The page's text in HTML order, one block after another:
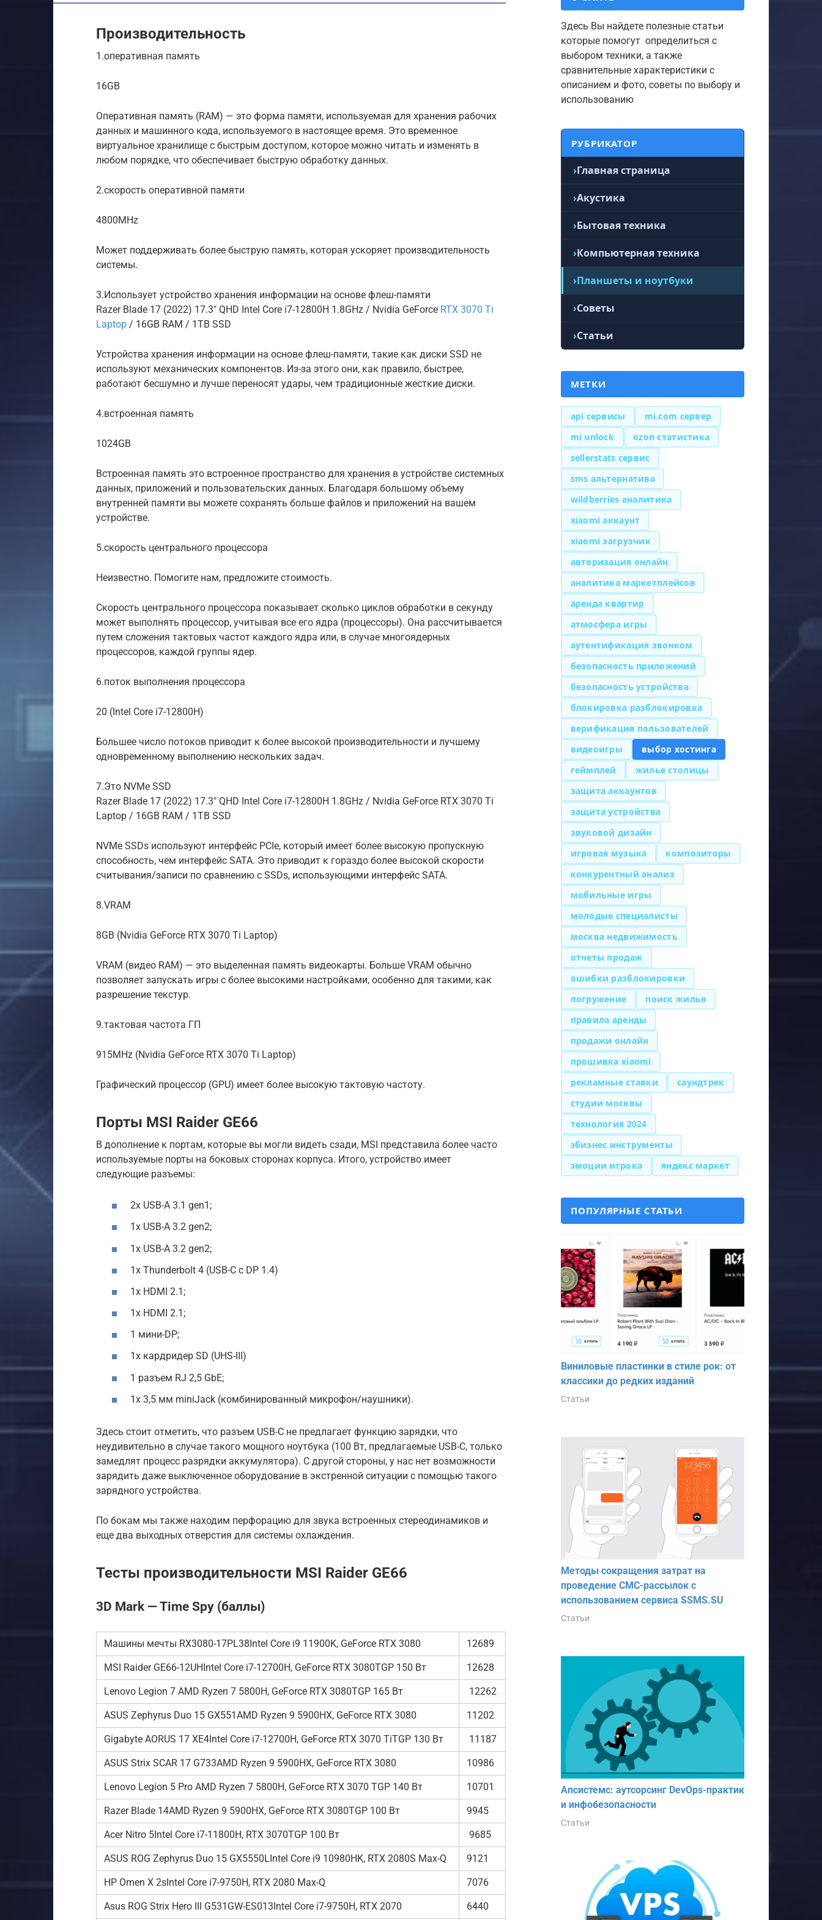
Производительность
1.оперативная память
16GB
Оперативная память (RAM) — это форма памяти, используемая для хранения рабочих
данных и машинного кода, используемого в настоящее время. Это временное
виртуальное хранилище с быстрым доступом, которое можно читать и изменять в
любом порядке, что обеспечивает быструю обработку данных.
2.скорость оперативной памяти
4800MHz
Может поддерживать более быструю память, которая ускоряет производительность
системы.
3.Использует устройство хранения информации на основе флеш-памяти
Razer Blade 17 (2022) 17.3″ QHD Intel Core i7-12800H 1.8GHz / Nvidia GeForce RTX 3070 Ti
Laptop / 16GB RAM / 1TB SSD
Устройства хранения информации на основе флеш-памяти, такие как диски SSD не
используют механических компонентов. Из-за этого они, как правило, быстрее,
работают бесшумно и лучше переносят удары, чем традиционные жесткие диски.
4.встроенная память
1024GB
Встроенная память это встроенное пространство для хранения в устройстве системных
данных, приложений и пользовательских данных. Благодаря большому объему
внутренней памяти вы можете сохранять больше файлов и приложений на вашем
устройстве.
5.скорость центрального процессора
Неизвестно. Помогите нам, предложите стоимость.
Скорость центрального процессора показывает сколько циклов обработки в секунду
может выполнять процессор, учитывая все его ядра (процессоры). Она рассчитывается
путем сложения тактовых частот каждого ядра или, в случае многоядерных
процессоров, каждой группы ядер.
6.поток выполнения процессора
20 (Intel Core i7-12800H)
Большее число потоков приводит к более высокой производительности и лучшему
одновременному выполнению нескольких задач.
7.Это NVMe SSD
Razer Blade 17 (2022) 17.3″ QHD Intel Core i7-12800H 1.8GHz / Nvidia GeForce RTX 3070 Ti
Laptop / 16GB RAM / 1TB SSD
NVMe SSDs используют интерфейс PCIe, который имеет более высокую пропускную
способность, чем интерфейс SATA. Это приводит к гораздо более высокой скорости
считывания/записи по сравнению с SSDs, использующими интерфейс SATA.
8.VRAM
8GB (Nvidia GeForce RTX 3070 Ti Laptop)
VRAM (видео RAM) — это выделенная память видеокарты. Больше VRAM обычно
позволяет запускать игры с более высокими настройками, особенно для такими, как
разрешение текстур.
9.тактовая частота ГП
915MHz (Nvidia GeForce RTX 3070 Ti Laptop)
Графический процессор (GPU) имеет более высокую тактовую частоту.
Порты MSI Raider GE66
В дополнение к портам, которые вы могли видеть сзади, MSI представила более часто
используемые порты на боковых сторонах корпуса. Итого, устройство имеет
следующие разъемы:
2x USB-A 3.1 gen1;
1x USB-A 3.2 gen2;
1x USB-A 3.2 gen2;
1x Thunderbolt 4 (USB-C с DP 1.4)
1x HDMI 2.1;
1x HDMI 2.1;
1 мини-DP;
1x кардридер SD (UHS-III)
1 разъем RJ 2,5 GbE;
1x 3,5 мм miniJack (комбинированный микрофон/наушники).
Здесь стоит отметить, что разъем USB-C не предлагает функцию зарядки, что
неудивительно в случае такого мощного ноутбука (100 Вт, предлагаемые USB-C, только
замедлят процесс разрядки аккумулятора). С другой стороны, у нас нет возможности
зарядить даже выключенное оборудование в экстренной ситуации с помощью такого
зарядного устройства.
По бокам мы также находим перфорацию для звука встроенных стереодинамиков и
еще два выходных отверстия для системы охлаждения.
Тесты производительности MSI Raider GE66
3D Mark — Time Spy (баллы)
Машины мечты RX3080-17PL38Intel Core i9 11900K, GeForce RTX 3080 12689
MSI Raider GE66-12UHIntel Core i7-12700H, GeForce RTX 3080TGP 150 Вт 12628
Lenovo Legion 7 AMD Ryzen 7 5800H, GeForce RTX 3080TGP 165 Вт 12262
ASUS Zephyrus Duo 15 GX551AMD Ryzen 9 5900HX, GeForce RTX 3080 11202
Gigabyte AORUS 17 XE4Intel Core i7-12700H, GeForce RTX 3070 TiTGP 130 Вт 11187
ASUS Strix SCAR 17 G733AMD Ryzen 9 5900HX, GeForce RTX 3080 10986
Lenovo Legion 5 Pro AMD Ryzen 7 5800H, GeForce RTX 3070 TGP 140 Вт 10701
Razer Blade 14AMD Ryzen 9 5900HX, GeForce RTX 3080TGP 100 Вт 9945
Acer Nitro 5Intel Core i7-11800H, RTX 3070TGP 100 Вт 9685
ASUS ROG Zephyrus Duo 15 GX5550LIntel Core i9 10980HK, RTX 2080S Max-Q 9121
HP Omen X 2sIntel Core i7-9750H, RTX 2080 Max-Q 7076
Asus ROG Strix Hero III G531GW-ES013Intel Core i7-9750H, RTX 2070 6440
Здесь Вы найдете полезные статьи
которые помогут определиться с
выбором техники, а также
сравнительные характеристики с
описанием и фото, советы по выбору и
использованию
РУБРИКАТОР
Главная страница
Акустика
Бытовая техника
Компьютерная техника
Планшеты и ноутбуки
Советы
Статьи
МЕТКИ
api сервисы
mi.com сервер
mi unlock
ozon статистика
sellerstats сервис
sms альтернатива
wildberries аналитика
xiaomi аккаунт
xiaomi загрузчик
авторизация онлайн
аналитика маркетплейсов
аренда квартир
атмосфера игры
аутентификация звонком
безопасность приложений
безопасность устройства
блокировка разблокировка
верификация пользователей
видеоигры
выбор хостинга
геймплей
жилье столицы
защита аккаунтов
защита устройства
звуковой дизайн
игровая музыка
композиторы
конкурентный анализ
мобильные игры
молодые специалисты
москва недвижимость
отчеты продаж
ошибки разблокировки
погружение
поиск жилья
правила аренды
продажи онлайн
прошивка xiaomi
рекламные ставки
саундтрек
студии москвы
технология 2024
эбизнес инструменты
эмоции игрока
яндекс маркет
ПОПУЛЯРНЫЕ СТАТЬИ
Виниловые пластинки в стиле рок: от
классики до редких изданий
Статьи
Методы сокращения затрат на
проведение СМС-рассылок с
использованием сервиса SSMS.SU
Статьи
Апсистемс: аутсорсинг DevOps-практик
и инфобезопасности
Статьи